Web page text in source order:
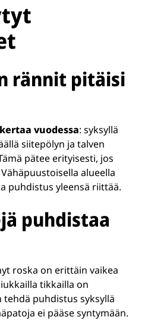
rännit pitäisi
vuodessa: syksyllä
siitepölyn ja talven
pätee erityisesti, jos
alueella
puhdistus yleensä riittää.
puhdistaa
roska on erittäin vaikea
tikkailla on
tehdä puhdistus syksyllä
ei pääse syntymään.